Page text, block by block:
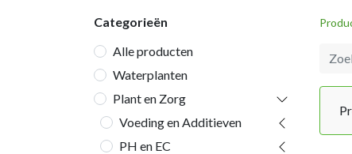
Categorieën
Alle producten
Waterplanten
Plant en Zorg
Voeding en Additieven
PH en EC